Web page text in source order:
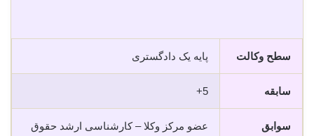
سطح وکالت پایه یک دادگستری
سابقه 5+
سوابق عضو مرکز وکلا – کارشناسی ارشد حقوق